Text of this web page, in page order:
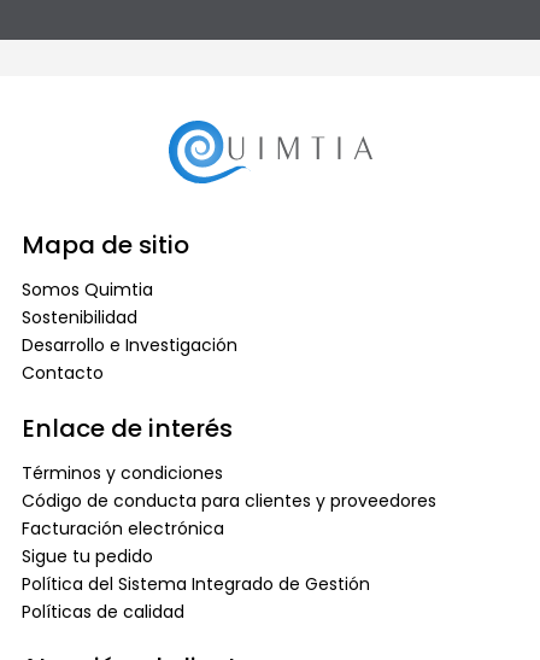
Mapa de sitio
Somos Quimtia
Sostenibilidad
Desarrollo e Investigación
Contacto
Enlace de interés
Términos y condiciones
Código de conducta para clientes y proveedores
Facturación electrónica
Sigue tu pedido
Política del Sistema Integrado de Gestión
Políticas de calidad